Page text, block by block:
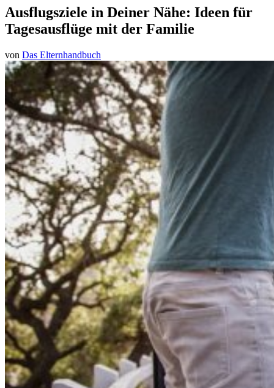
Ausflugsziele in Deiner Nähe: Ideen für
Tagesausflüge mit der Familie
von Das Elternhandbuch